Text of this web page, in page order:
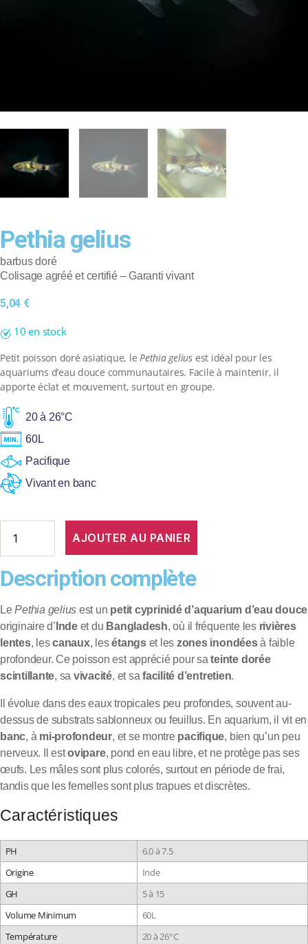
Pethia gelius
barbus doré
Colisage agréé et certifié – Garanti vivant
5,04 €
10 en stock
Petit poisson doré asiatique, le Pethia geliusest idéal pour les
aquariums d’eau douce communautaires. Facile à maintenir, il
apporte éclat et mouvement, surtout en groupe.
20 à 26°C
60L
Pacifique
Vivant en banc
AJOUTER AU PANIER
Description complète
LePethia gelius est un petit cyprinidé d’aquarium d’eau douce
originaire d’ Indeet du Bangladesh, où il fréquente les rivières
lentes, lescanaux, lesétangset les zones inondéesà faible
profondeur. Ce poisson est apprécié pour sateinte dorée
scintillante, sa vivacité, et safacilité d’entretien.
Il évolue dans des eaux tropicales peu profondes, souvent au-
dessus de substrats sablonneux ou feuillus. En aquarium, il vit en
banc, à mi-profondeur, et se montre pacifique, bien qu’un peu
nerveux. Il estovipare, pond en eau libre, et ne protège pas ses
œufs. Les mâles sont plus colorés, surtout en période de frai,
tandis que les femelles sont plus trapues et discrètes.
Caractéristiques
PH
6.0 à 7.5
Origine
Inde
GH
5 à 15
Volume Minimum
60L
Température
20 à 26°C